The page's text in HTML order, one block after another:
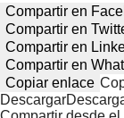
Compartir en
Compartir en
Compartir en
Compartir en
Copiar enlace
Descargar